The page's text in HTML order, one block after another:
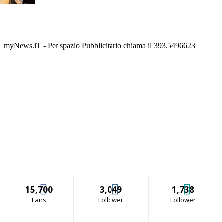
myNews.iT - Per spazio Pubblicitario chiama il 393.5496623
15,700
Fans
3,049
Follower
1,738
Follower